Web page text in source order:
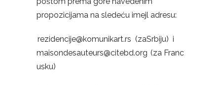
propozicijama na sledeću imejl adresu:
rezidencije@komunikart.rs (zaSrbiju) i
maisondesauteurs@citebd.org (za Franc
usku)